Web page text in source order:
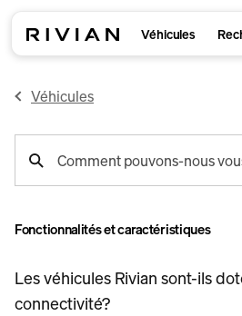
Véhicules
Véhicules
support
Comment pouvons-nous
Fonctionnalités et caractéristiques
Les véhicules Rivian sont-ils
connectivité?